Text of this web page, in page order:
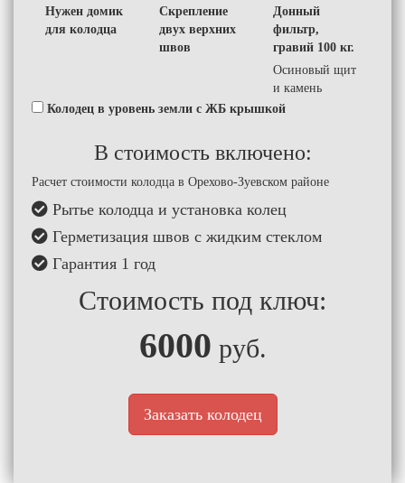
Нужен домик
для колодца
Скрепление
двух верхних
швов
Донный
фильтр,
гравий 100 кг.
Осиновый щит
и камень
Колодец в уровень земли с ЖБ крышкой
В стоимость включено:
Расчет стоимости колодца в Орехово-Зуевском районе
Рытье колодца и установка колец
Герметизация швов с жидким стеклом
Гарантия 1 год
Стоимость под ключ:
6000 руб.
Заказать колодец